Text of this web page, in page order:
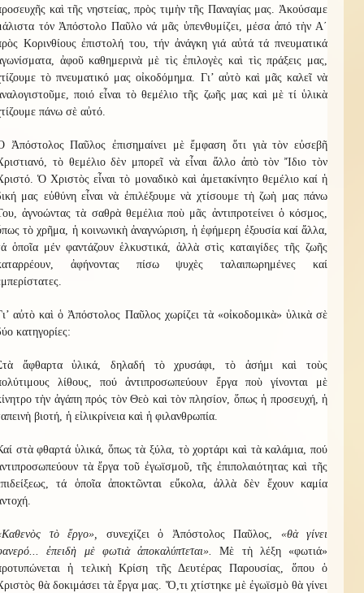
καὶ τῆς νηστείας, πρὸς τιμὴν τῆς Παναγίας μας. Ἀκούσαμε
τόν Ἀπόστολο Παῦλο νά μᾶς ὑπενθυμίζει, μέσα ἀπό τὴν Α΄
Κορινθίους ἐπιστολή του, τήν ἀνάγκη γιά αὐτά τά πνευματικά
ἀφοῦ καθημερινὰ μὲ τὶς ἐπιλογὲς καὶ τὶς πράξεις μας,
τὸ πνευματικό μας οἰκοδόμημα. Γι’ αὐτὸ καὶ μᾶς καλεῖ νὰ
ποιό εἶναι τὸ θεμέλιο τῆς ζωῆς μας καὶ μὲ τί ὑλικὰ
πάνω σὲ αὐτό.
Ἀπόστολος Παῦλος ἐπισημαίνει μὲ ἔμφαση ὅτι γιὰ τὸν εὐσεβῆ
τὸ θεμέλιο δὲν μπορεῖ νὰ εἶναι ἄλλο ἀπὸ τὸν Ἴδιο τὸν
Ὁ Χριστὸς εἶναι τὸ μοναδικὸ καὶ ἀμετακίνητο θεμέλιο καί ἡ
μας εὐθύνη εἶναι νὰ ἐπιλέξουμε νὰ χτίσουμε τὴ ζωὴ μας πάνω
ἀγνοώντας τὰ σαθρὰ θεμέλια ποὺ μᾶς ἀντιπροτείνει ὁ κόσμος,
τὸ χρῆμα, ἡ κοινωνικὴ ἀναγνώριση, ἡ ἐφήμερη ἐξουσία καί ἄλλα,
ὁποῖα μέν φαντάζουν ἑλκυστικά, ἀλλὰ στὶς καταιγίδες τῆς ζωῆς
ἀφήνοντας πίσω ψυχὲς ταλαιπωρημένες καί
αὐτὸ καὶ ὁ Ἀπόστολος Παῦλος χωρίζει τὰ «οἰκοδομικὰ» ὑλικὰ σὲ
κατηγορίες:
ἄφθαρτα ὑλικά, δηλαδή τὸ χρυσάφι, τὸ ἀσήμι καὶ τοὺς
λίθους, πού ἀντιπροσωπεύουν ἔργα ποὺ γίνονται μὲ
τὴν ἀγάπη πρός τὸν Θεὸ καὶ τὸν πλησίον, ὅπως ἡ προσευχή, ἡ
βιοτή, ἡ εἰλικρίνεια καὶ ἡ φιλανθρωπία.
στὰ φθαρτά ὑλικά, ὅπως τὰ ξύλα, τὸ χορτάρι καὶ τὰ καλάμια, πού
τὰ ἔργα τοῦ ἐγωϊσμοῦ, τῆς ἐπιπολαιότητας καὶ τῆς
τά ὁποῖα ἀποκτῶνται εὔκολα, ἀλλὰ δὲν ἔχουν καμία
τὸ ἔργο», συνεχίζει ὁ Ἀπόστολος Παῦλος, «θὰ γίνει
ἐπειδὴ μὲ φωτιὰ ἀποκαλύπτεται».
Μὲ τὴ λέξη «φωτιά»
ἡ τελικὴ Κρίση τῆς Δευτέρας Παρουσίας, ὅπου ὁ
θὰ δοκιμάσει τὰ ἔργα μας. Ὅ,τι χτίστηκε μὲ ἐγωϊσμὸ θὰ γίνει